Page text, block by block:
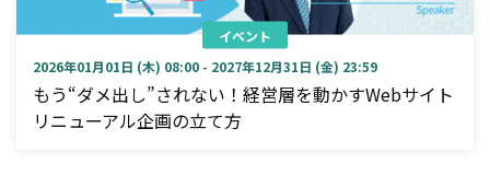
イベント
2026年01月01日 (木) 08:00 - 2027年12月31日 (金) 23:59
もう“ダメ出し”されない！経営層を動かすWebサイト
リニューアル企画の立て方